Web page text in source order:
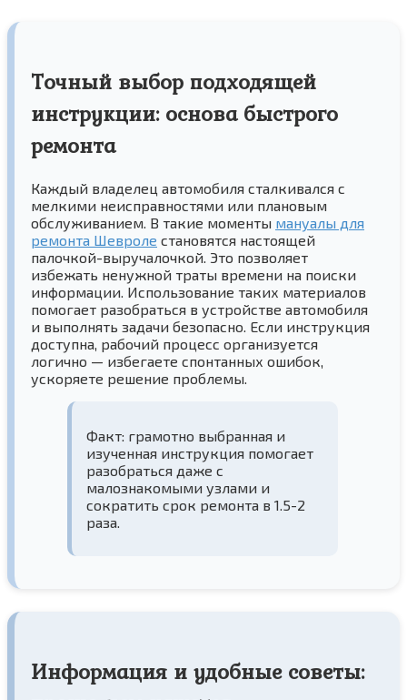
Точный выбор подходящей
инструкции: основа быстрого
ремонта
Каждый владелец автомобиля сталкивался с
мелкими неисправностями или плановым
обслуживанием. В такие моменты мануалы для
ремонта Шевроле становятся настоящей
палочкой-выручалочкой. Это позволяет
избежать ненужной траты времени на поиски
информации. Использование таких материалов
помогает разобраться в устройстве автомобиля
и выполнять задачи безопасно. Если инструкция
доступна, рабочий процесс организуется
логично — избегаете спонтанных ошибок,
ускоряете решение проблемы.
Факт: грамотно выбранная и
изученная инструкция помогает
разобраться даже с
малознакомыми узлами и
сократить срок ремонта в 1.5-2
раза.
Информация и удобные советы: